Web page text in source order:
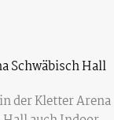
Schwäbisch Hall
der Kletter Arena